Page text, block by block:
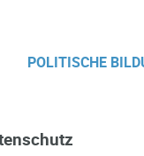
POLITISCHE